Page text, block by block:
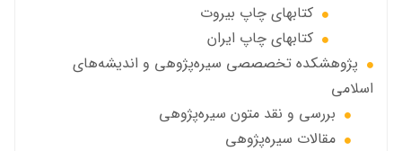
كتابهاي چاپ بيروت
كتابهاي چاپ ايران
پژوهشكده تخصصصى سیره‌پژوهی و اندیشه‌های
اسلامی
بررسی و نقد متون سیره‌پژوهی
مقالات سيره‌پژوهى